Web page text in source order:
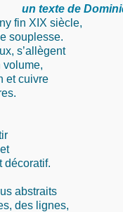
un texte de
fin XIX siècle,
souplesse.
s’allègent
volume,
et cuivre
décoratif.
abstraits
des lignes,